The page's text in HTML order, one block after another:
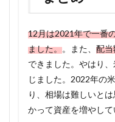
12月は2021年で一番
ました。。また、 配
できました。やはり
じました。2022年の
り、相場は難しいと
かって資産を増やして